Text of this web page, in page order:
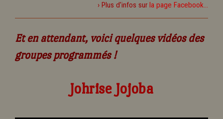
› Plus d'infos sur la page Facebook...
Et en attendant, voici quelques vidéos des
groupes programmés !
Johrise Jojoba